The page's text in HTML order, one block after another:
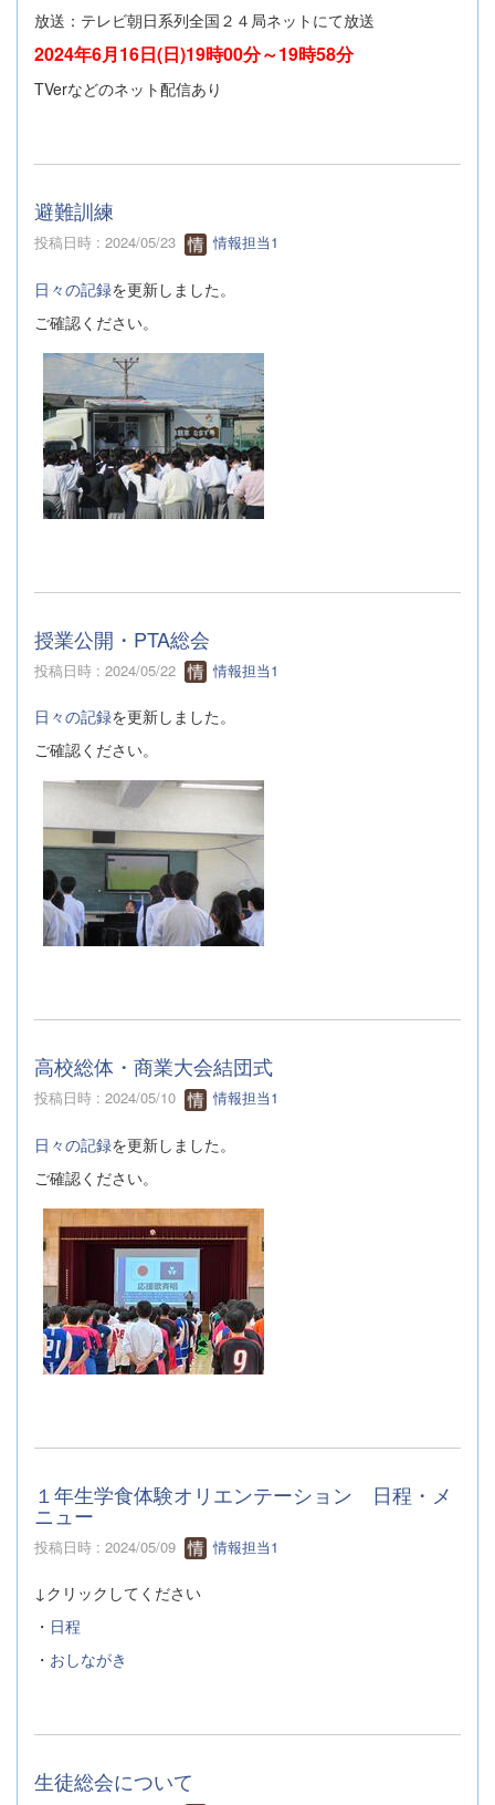
放送：テレビ朝日系列全国２４局ネットにて放送
2024年6月16日(日)19時00分～19時58分
TVerなどのネット配信あり
避難訓練
投稿日時 : 2024/05/23 情報担当1
日々の記録を更新しました。
ご確認ください。
授業公開・PTA総会
投稿日時 : 2024/05/22 情報担当1
日々の記録を更新しました。
ご確認ください。
高校総体・商業大会結団式
投稿日時 : 2024/05/10 情報担当1
日々の記録を更新しました。
ご確認ください。
１年生学食体験オリエンテーション 日程・メ
ニュー
投稿日時 : 2024/05/09 情報担当1
↓クリックしてください
・ 日程
・ おしながき
生徒総会について